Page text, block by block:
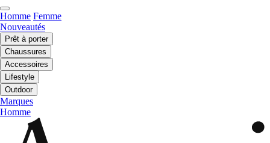
Homme Femme
Nouveautés
Prêt à porter
Chaussures
Accessoires
Lifestyle
Outdoor
Marques
Homme